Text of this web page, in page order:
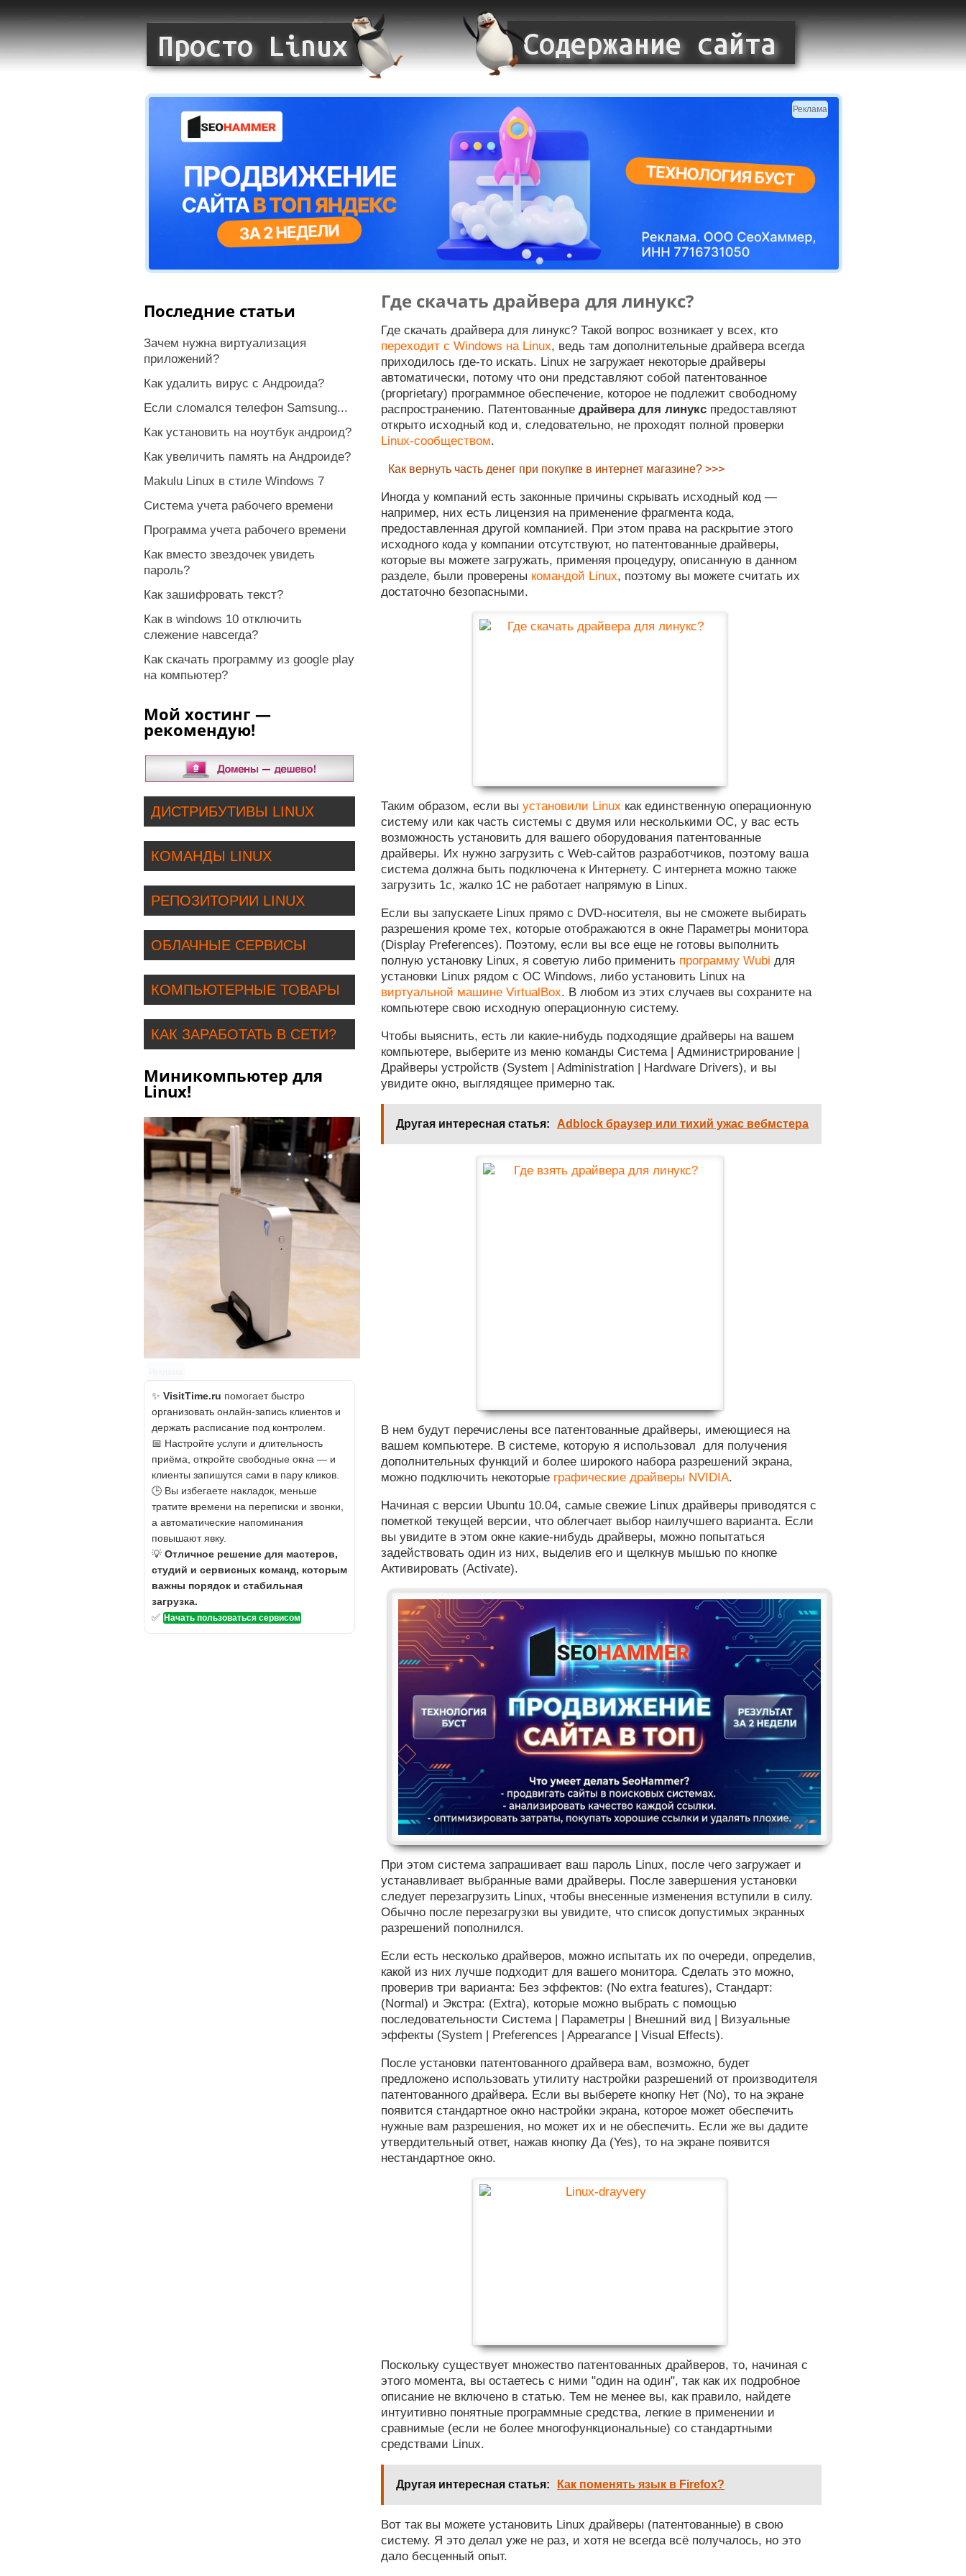
Реклама
Где скачать драйвера для линукс?
Где скачать драйвера для линукс? Такой вопрос возникает у всех, кто
переходит с Windows на Linux, ведь там дополнительные драйвера всегда
приходилось где-то искать. Linux не загружает некоторые драйверы
автоматически, потому что они представляют собой патентованное
(proprietary) программное обеспечение, которое не подлежит свободному
распространению. Патентованные драйвера для линукс предоставляют
открыто исходный код и, следовательно, не проходят полной проверки
Linux-сообществом.
Как вернуть часть денег при покупке в интернет магазине? >>>
Иногда у компаний есть законные причины скрывать исходный код —
например, них есть лицензия на применение фрагмента кода,
предоставленная другой компанией. При этом права на раскрытие этого
исходного кода у компании отсутствуют, но патентованные драйверы,
которые вы можете загружать, применяя процедуру, описанную в данном
разделе, были проверены командой Linux, поэтому вы можете считать их
достаточно безопасными.
Таким образом, если вы установили Linux как единственную операционную
систему или как часть системы с двумя или несколькими ОС, у вас есть
возможность установить для вашего оборудования патентованные
драйверы. Их нужно загрузить с Web-сайтов разработчиков, поэтому ваша
система должна быть подключена к Интернету. С интернета можно также
загрузить 1с, жалко 1С не работает напрямую в Linux.
Если вы запускаете Linux прямо с DVD-носителя, вы не сможете выбирать
разрешения кроме тех, которые отображаются в окне Параметры монитора
(Display Preferences). Поэтому, если вы все еще не готовы выполнить
полную установку Linux, я советую либо применить программу Wubi для
установки Linux рядом с ОС Windows, либо установить Linux на
виртуальной машине VirtualBox. В любом из этих случаев вы сохраните на
компьютере свою исходную операционную систему.
Чтобы выяснить, есть ли какие-нибудь подходящие драйверы на вашем
компьютере, выберите из меню команды Система | Администрирование |
Драйверы устройств (System | Administration | Hardware Drivers), и вы
увидите окно, выглядящее примерно так.
Другая интересная статья: Adblock браузер или тихий ужас вебмстера
В нем будут перечислены все патентованные драйверы, имеющиеся на
вашем компьютере. В системе, которую я использовал для получения
дополнительных функций и более широкого набора разрешений экрана,
можно подключить некоторые графические драйверы NVIDIA.
Начиная с версии Ubuntu 10.04, самые свежие Linux драйверы приводятся с
пометкой текущей версии, что облегчает выбор наилучшего варианта. Если
вы увидите в этом окне какие-нибудь драйверы, можно попытаться
задействовать один из них, выделив его и щелкнув мышью по кнопке
Активировать (Activate).
Реклама
При этом система запрашивает ваш пароль Linux, после чего загружает и
устанавливает выбранные вами драйверы. После завершения установки
следует перезагрузить Linux, чтобы внесенные изменения вступили в силу.
Обычно после перезагрузки вы увидите, что список допустимых экранных
разрешений пополнился.
Если есть несколько драйверов, можно испытать их по очереди, определив,
какой из них лучше подходит для вашего монитора. Сделать это можно,
проверив три варианта: Без эффектов: (No extra features), Стандарт:
(Normal) и Экстра: (Extra), которые можно выбрать с помощью
последовательности Система | Параметры | Внешний вид | Визуальные
эффекты (System | Preferences | Appearance | Visual Effects).
После установки патентованного драйвера вам, возможно, будет
предложено использовать утилиту настройки разрешений от производителя
патентованного драйвера. Если вы выберете кнопку Нет (No), то на экране
появится стандартное окно настройки экрана, которое может обеспечить
нужные вам разрешения, но может их и не обеспечить. Если же вы дадите
утвердительный ответ, нажав кнопку Да (Yes), то на экране появится
нестандартное окно.
Поскольку существует множество патентованных драйверов, то, начиная с
этого момента, вы остаетесь с ними "один на один", так как их подробное
описание не включено в статью. Тем не менее вы, как правило, найдете
интуитивно понятные программные средства, легкие в применении и
сравнимые (если не более многофункциональные) со стандартными
средствами Linux.
Другая интересная статья: Как поменять язык в Firefox?
Вот так вы можете установить Linux драйверы (патентованные) в свою
систему. Я это делал уже не раз, и хотя не всегда всё получалось, но это
дало бесценный опыт.
Последние статьи
Зачем нужна виртуализация
приложений?
Как удалить вирус с Андроида?
Если сломался телефон Samsung...
Как установить на ноутбук андроид?
Как увеличить память на Андроиде?
Makulu Linux в стиле Windows 7
Система учета рабочего времени
Программа учета рабочего времени
Как вместо звездочек увидеть
пароль?
Как зашифровать текст?
Как в windows 10 отключить
слежение навсегда?
Как скачать программу из google play
на компьютер?
Мой хостинг —
рекомендую!
ДИСТРИБУТИВЫ LINUX
КОМАНДЫ LINUX
РЕПОЗИТОРИИ LINUX
ОБЛАЧНЫЕ СЕРВИСЫ
КОМПЬЮТЕРНЫЕ ТОВАРЫ
КАК ЗАРАБОТАТЬ В СЕТИ?
Миникомпьютер для
Linux!
✨ VisitTime.ru помогает быстро
организовать онлайн-запись клиентов и
держать расписание под контролем.
📅 Настройте услуги и длительность
приёма, откройте свободные окна — и
клиенты запишутся сами в пару кликов.
🕒 Вы избегаете накладок, меньше
тратите времени на переписки и звонки,
а автоматические напоминания
повышают явку.
💡 Отличное решение для мастеров,
студий и сервисных команд, которым
важны порядок и стабильная
загрузка.
✅ Начать пользоваться сервисом